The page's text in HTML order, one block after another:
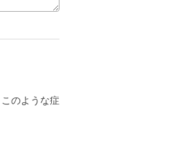
のような症